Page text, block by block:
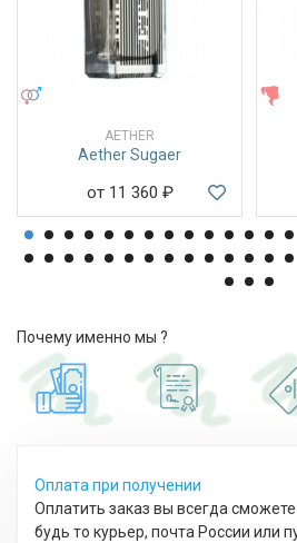
AETHER
Aether Sugaer
от 11 360 ₽
Почему именно мы ?
Оплата при получении
Оплатить заказ вы всегда
будь то курьер, почта России или